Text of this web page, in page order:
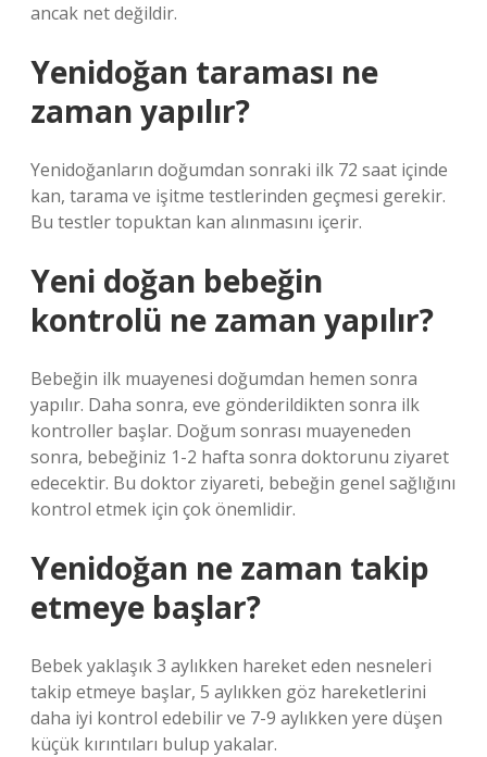
ancak net değildir.
Yenidoğan taraması ne
zaman yapılır?
Yenidoğanların doğumdan sonraki ilk 72 saat içinde
kan, tarama ve işitme testlerinden geçmesi gerekir.
Bu testler topuktan kan alınmasını içerir.
Yeni doğan bebeğin
kontrolü ne zaman yapılır?
Bebeğin ilk muayenesi doğumdan hemen sonra
yapılır. Daha sonra, eve gönderildikten sonra ilk
kontroller başlar. Doğum sonrası muayeneden
sonra, bebeğiniz 1-2 hafta sonra doktorunu ziyaret
edecektir. Bu doktor ziyareti, bebeğin genel sağlığını
kontrol etmek için çok önemlidir.
Yenidoğan ne zaman takip
etmeye başlar?
Bebek yaklaşık 3 aylıkken hareket eden nesneleri
takip etmeye başlar, 5 aylıkken göz hareketlerini
daha iyi kontrol edebilir ve 7-9 aylıkken yere düşen
küçük kırıntıları bulup yakalar.